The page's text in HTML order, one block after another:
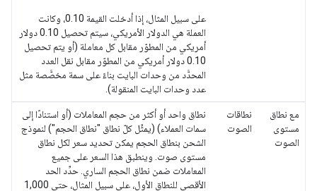
على سبيل المثال، إذا أدخلت القيمة 0.10، وكانت
العملة هي الدولار الأمريكي، سيتم تحصيل 0.10 دولار
أمريكي من المطوّر مقابل كل معاملة (أو يتم تحصيل
0.10 دولار أمريكي من المطوّر مقابل نقل العدد
المحدَّد من وحدات البايت بناءً على سمة مخصَّصة مثل
عدد وحدات البايت المنقولة).
مع نطاق
مستوى
الصوت
نطاقات
الصوت
نطاق واحد أو أكثر من حجم المعاملات (أو استنادًا إلى
سمات العملاء) (يمثِّل كلّ نطاق "نطاق الحجم") لنموذج
الشحن بنطاق الحجم يمكن تحديد سعر لكل نطاق
مستوى صوت. وينطبق هذا السعر على جميع
المعاملات ضمن نطاق الحجم الساري. حدِّد الحد
الأقصى للنطاق الأول، على سبيل المثال، حتى 1,000